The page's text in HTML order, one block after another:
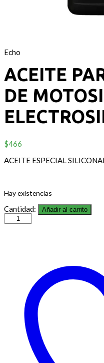
Echo
ACEITE
DE
$466
ACEITE ESPECIAL
Hay existencias
Cantidad: Añadir al carrito